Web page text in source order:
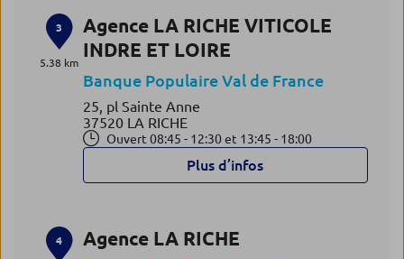
3
5.38 km
Agence LA RICHE VITICOLE
INDRE ET LOIRE
Banque Populaire Val de France
25, pl Sainte Anne
37520 LA RICHE
Ouvert 08:45 - 12:30 et 13:45 - 18:00
Plus d’infos
4 Agence LA RICHE